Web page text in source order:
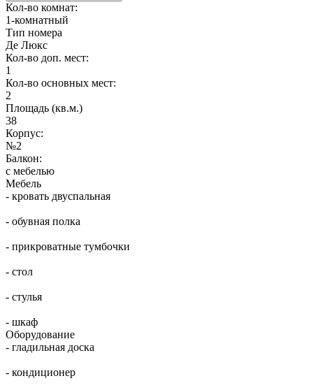
Кол-во комнат:
1-комнатный
Тип номера
Де Люкс
Кол-во доп. мест:
1
Кол-во основных мест:
2
Площадь (кв.м.)
38
Корпус:
№2
Балкон:
с мебелью
Мебель
- кровать двуспальная
- обувная полка
- прикроватные тумбочки
- стол
- стулья
- шкаф
Оборудование
- гладильная доска
- кондиционер